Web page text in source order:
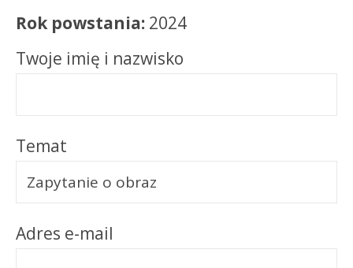
Rok powstania: 2024
Twoje imię i nazwisko
Temat
Adres e-mail